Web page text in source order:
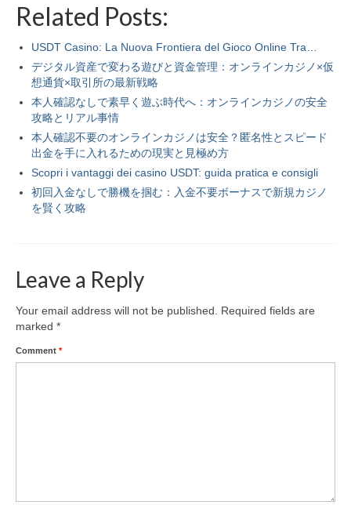
Related Posts:
USDT Casino: La Nuova Frontiera del Gioco Online Tra…
デジタル資産で変わる遊びと資金管理：オンラインカジノ×仮
想通貨×取引所の最新戦略
本人確認なしで素早く遊ぶ時代へ：オンラインカジノの安全
攻略とリアル事情
本人確認不要のオンラインカジノは安全？匿名性とスピード
出金を手に入れるための現実と見極め方
Scopri i vantaggi dei casino USDT: guida pratica e consigli
初回入金なしで勝機を掴む：入金不要ボーナスで新規カジノ
を賢く攻略
Leave a Reply
Your email address will not be published.
Required fields are
marked *
Comment *